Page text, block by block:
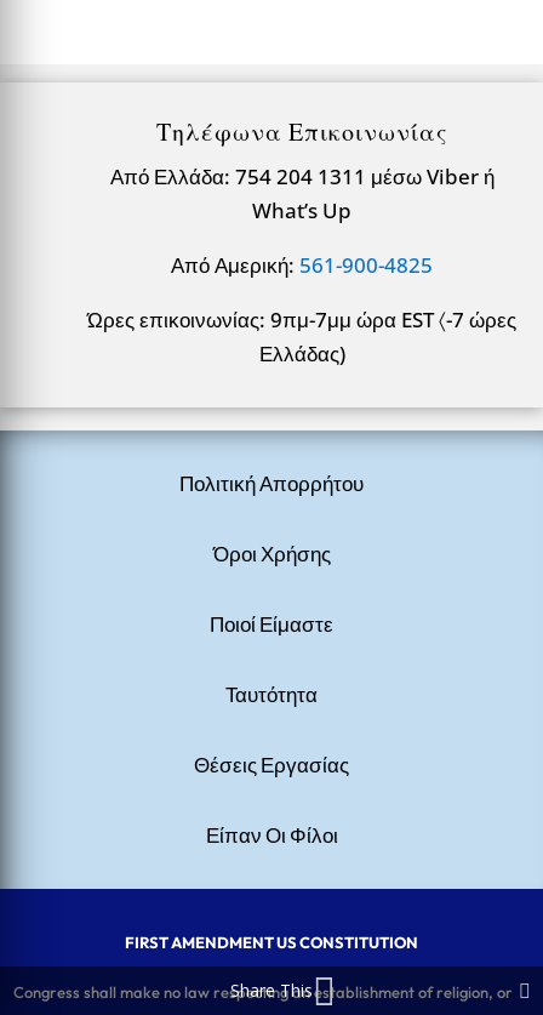
Τηλέφωνα Επικοινωνίας
Από Ελλάδα: 754 204 1311 μέσω Viber ή
What’s Up
Από Αμερική: 561-900-4825
Ώρες επικοινωνίας: 9πμ-7μμ ώρα EST 〈-7 ώρες
Ελλάδας)
Πολιτική Απορρήτου
Όροι Χρήσης
Ποιοί Είμαστε
Ταυτότητα
Θέσεις Εργασίας
Είπαν Οι Φίλοι
FIRST AMENDMENT US CONSTITUTION
Congress shall make no law respecting an establishment of religion, or
Share This